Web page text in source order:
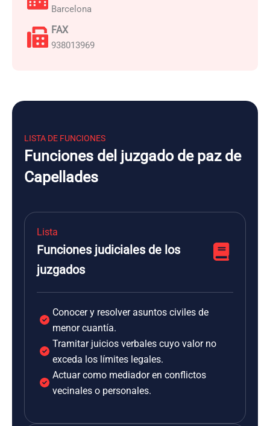
Barcelona
FAX
938013969
LISTA DE FUNCIONES
Funciones del juzgado de paz de
Capellades
Lista
Funciones judiciales de los
juzgados
Conocer y resolver asuntos civiles de
menor cuantía.
Tramitar juicios verbales cuyo valor no
exceda los límites legales.
Actuar como mediador en conflictos
vecinales o personales.